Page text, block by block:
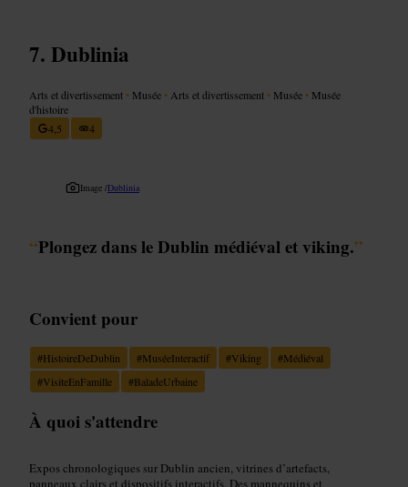
Dublinia
Arts et divertissement • Musée • Arts et divertissement • Musée • Musée
d'histoire
4,5
4
Image /Dublinia
“Plongez dans le Dublin médiéval et viking.”
Convient pour
#HistoireDeDublin #MuséeInteractif #Viking #Médiéval
#VisiteEnFamille #BaladeUrbaine
À quoi s'attendre
Expos chronologiques sur Dublin ancien, vitrines d’artefacts,
panneaux clairs et dispositifs interactifs. Des mannequins et